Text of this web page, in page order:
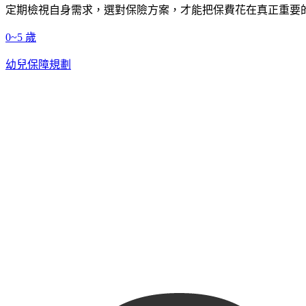
定期檢視自身需求，選對保險方案，才能把保費花在真正重要
0~5 歲
幼兒保障規劃